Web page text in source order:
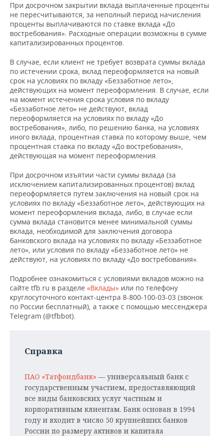
При досрочном закрытии вклада выплаченные проценты
не пересчитываются, за неполный период начисления
проценты выплачиваются по ставке вклада «До
востребования». Расходные операции возможны в сумме
капитализированных процентов.
В случае, если клиент не требует возврата суммы вклада
по истечении срока, вклад переоформляется на новый
срок на условиях по вкладу «Беззаботное лето»,
действующих на момент переоформления. В случае, если
на момент истечения срока условия по вкладу
«Беззаботное лето» не действуют, вклад
переоформляется на условиях по вкладу «До
востребования», либо, по решению банка, на условиях
иного вклада, процентная ставка по которому выше, чем
процентная ставка по вкладу «До востребования»,
действующая на момент переоформления.
При досрочном изъятии части суммы вклада (за
исключением капитализированных процентов) вклад
переоформляется путем заключения на новый срок на
условиях по вкладу «Беззаботное лето», действующих на
момент переоформления вклада, либо, в случае если
сумма вклада становится менее минимальной суммы
вклада, необходимой для заключения договора
банковского вклада на условиях по вкладу «Беззаботное
лето», или условия по вкладу «Беззаботное лето» не
действуют, на условиях по вкладу «До востребования».
Подробнее ознакомиться с условиями вкладов можно на
сайте tfb.ru в разделе «Вклады» или по телефону
круглосуточного контакт-центра 8-800-100-03-03 (звонок
по России бесплатный), а также с помощью мессенджера
Telegram (@tfbbot).
Справка
ПАО «Татфондбанк» — универсальный банк с
государственным участием, предоставляющий
все виды банковских услуг частным и
корпоративным клиентам. Банк основан в 1994
году и входит в число 50 крупнейших банков
России по размеру активов и капитала